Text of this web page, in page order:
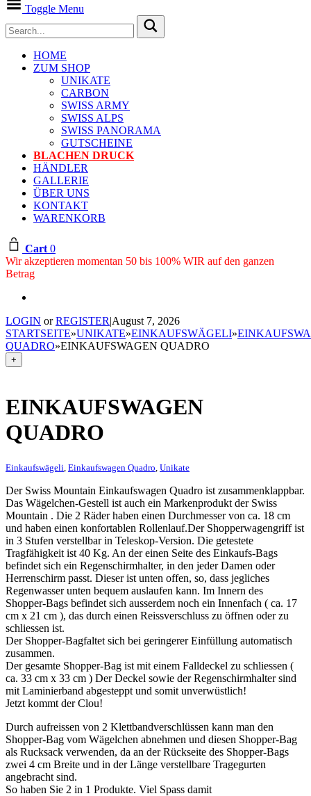
Toggle Menu
HOME
ZUM SHOP
UNIKATE
CARBON
SWISS ARMY
SWISS ALPS
SWISS PANORAMA
GUTSCHEINE
BLACHEN DRUCK
HÄNDLER
GALLERIE
ÜBER UNS
KONTAKT
WARENKORB
Cart 0
Wir akzeptieren momentan 50 bis 100% WIR auf den ganzen
Betrag
LOGIN orREGISTER|August 7, 2026
STARTSEITE»UNIKATE»EINKAUFSWÄGELI»
QUADRO»EINKAUFSWAGEN QUADRO
+
EINKAUFSWAGEN
QUADRO
Einkaufswägeli Einkaufswagen Quadro Unikate
Der Swiss Mountain Einkaufswagen Quadro ist zusammenklappbar.
Das Wägelchen-Gestell ist auch ein Markenprodukt der Swiss
Mountain . Die 2 Räder haben einen Durchmesser von ca. 18 cm
und haben einen konfortablen Rollenlauf.Der Shopperwagengriff ist
in 3 Stufen verstellbar in Teleskop-Version. Die getestete
Tragfähigkeit ist 40 Kg. An der einen Seite des Einkaufs-Bags
befindet sich ein Regenschirmhalter, in den jeder Damen oder
Herrenschirm passt. Dieser ist unten offen, so, dass jegliches
Regenwasser unten bequem auslaufen kann. Im Innern des
Shopper-Bags befindet sich ausserdem noch ein Innenfach ( ca. 17
cm x 21 cm ), das durch einen Reissverschluss zu öffnen oder zu
schliessen ist.
Der Shopper-Bagfaltet sich bei geringerer Einfüllung automatisch
zusammen.
Der gesamte Shopper-Bag ist mit einem Falldeckel zu schliessen (
ca. 33 cm x 33 cm ) Der Deckel sowie der Regenschirmhalter sind
mit Laminierband abgesteppt und somit unverwüstlich!
Jetzt kommt der Clou!
Durch aufreissen von 2 Klettbandverschlüssen kann man den
Shopper-Bag vom Wägelchen abnehmen und diesen Shopper-Bag
als Rucksack verwenden, da an der Rückseite des Shopper-Bags
zwei 4 cm Breite und in der Länge verstellbare Tragegurten
angebracht sind.
So haben Sie 2 in 1 Produkte. Viel Spass damit